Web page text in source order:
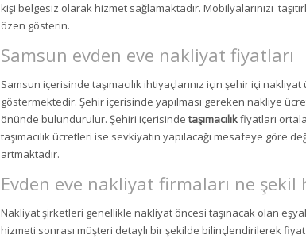
kişi belgesiz olarak hizmet sağlamaktadır. Mobilyalarınızı
özen gösterin.
Samsun evden eve nakliyat fiyatları
Samsun içerisinde taşımacılık ihtiyaçlarınız için şehir içi
göstermektedir. Şehir içerisinde yapılması gereken nakliye
önünde bulundurulur. Şehiri içerisinde taşımacılıkfiyatları
taşımacılık ücretleri ise sevkiyatın yapılacağı mesafeye göre
artmaktadır.
Evden eve nakliyat firmaları ne şekil
Nakliyat şirketleri genellikle nakliyat öncesi taşınacak olan
hizmeti sonrası müşteri detaylı bir şekilde bilinçlendirilerek